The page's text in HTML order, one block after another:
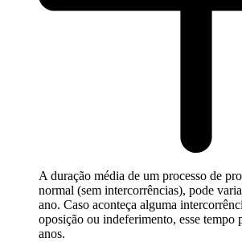
A duração média de um processo de
normal (sem intercorrências), pode
ano. Caso aconteça alguma
oposição ou indeferimento, esse tempo
anos.